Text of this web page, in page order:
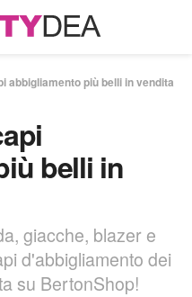
abbigliamento più belli in vendita
belli in
giacche, blazer e
d'abbigliamento dei
su BertonShop!